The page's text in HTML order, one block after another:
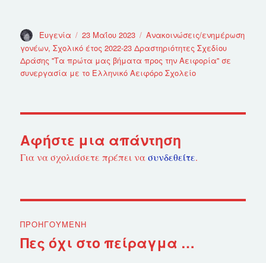
Συντάκτης
Ευγενία
Δημοσιεύτηκε
την
23 Μαΐου 2023 Κατηγορίες
Ανακοινώσεις/ενημέρωση
γονέων,Σχολικό έτος 2022-23 Δραστηριότητες Σχεδίου
Δράσης ''Τα πρώτα μας βήματα προς την Αειφορία'' σε
συνεργασία με το Ελληνικό Αειφόρο Σχολείο
Αφήστε μια απάντηση
Για να σχολιάσετε πρέπει νασυνδεθείτε.
άρθρων
ΠΡΟΗΓΟΎΜΕΝΗ
Προηγούμενο
Πες όχι στο πείραγμα …